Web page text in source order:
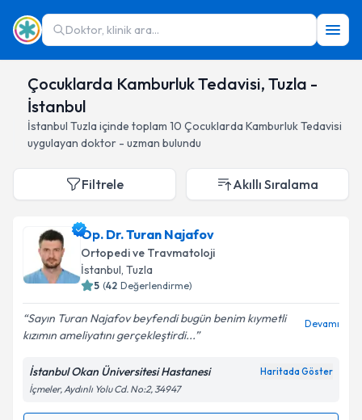
Doktor, klinik ara...
Çocuklarda Kamburluk Tedavisi, Tuzla -
İstanbul
İstanbul Tuzla içinde toplam 10 Çocuklarda Kamburluk Tedavisi
uygulayan doktor - uzman bulundu
Filtrele Akıllı Sıralama
Op. Dr. Turan Najafov
Ortopedi ve Travmatoloji
İstanbul, Tuzla
5 (42 Değerlendirme)
Sayın Turan Najafov beyfendi bugün benim kıymetli
kızımın ameliyatını gerçekleştirdi...
Devamı
İstanbul Okan Üniversitesi Hastanesi Haritada Göster
İçmeler, Aydınlı Yolu Cd. No:2, 34947